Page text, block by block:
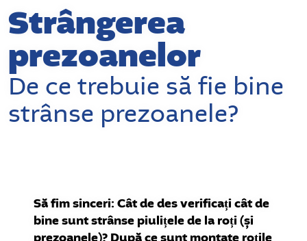
Strângerea
prezoanelor
De ce trebuie să fie bine
strânse prezoanele?
Să fim sinceri: Cât de des verificați cât de
bine sunt strânse piulițele de la roți (și